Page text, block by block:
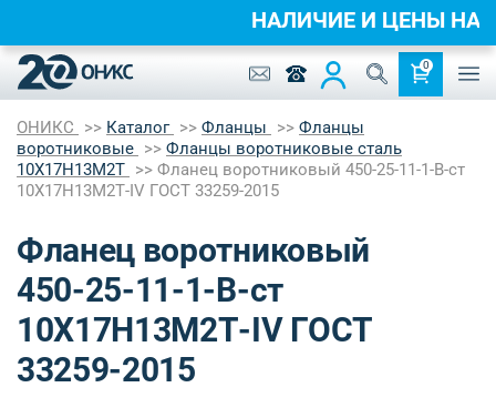
0
ОНИКС Каталог Фланцы
Фланцы
воротниковые
Фланцы воротниковые сталь
10Х17Н13М2Т
Фланец воротниковый 450-25-11-1-B-ст
10Х17Н13М2Т-IV ГОСТ 33259-2015
Фланец воротниковый
450-25-11-1-B-ст
10Х17Н13М2Т-IV ГОСТ
33259-2015
НАЛИЧИЕ И ЦЕНЫ